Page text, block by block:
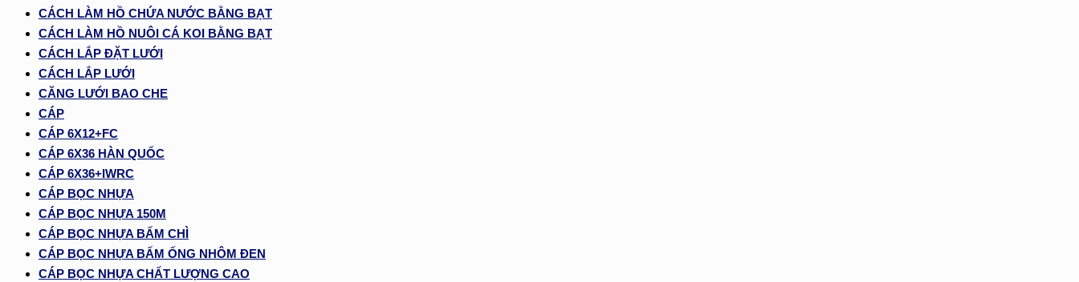
CÁCH LÀM HỒ CHỨA NƯỚC BẰNG BẠT
CÁCH LÀM HỒ NUÔI CÁ KOI BẰNG BẠT
CÁCH LẮP ĐẶT LƯỚI
CÁCH LẮP LƯỚI
CĂNG LƯỚI BAO CHE
CÁP
CÁP 6X12+FC
CÁP 6X36 HÀN QUỐC
CÁP 6X36+IWRC
CÁP BỌC NHỰA
CÁP BỌC NHỰA 150M
CÁP BỌC NHỰA BẤM CHÌ
CÁP BỌC NHỰA BẤM ỐNG NHÔM ĐEN
CÁP BỌC NHỰA CHẤT LƯỢNG CAO